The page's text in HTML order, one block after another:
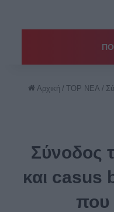
Αρχική / TOP ΝΕΑ /
Σύνοδος
και casus
που